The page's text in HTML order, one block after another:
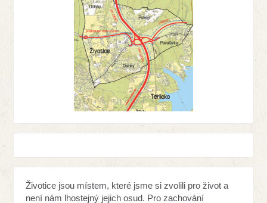
Životice jsou místem, které jsme si zvolili pro život a
není nám lhostejný jejich osud. Pro zachování